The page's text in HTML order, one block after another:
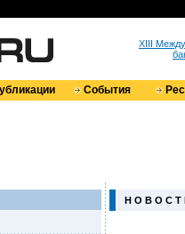
XIII
События
Н О В О С Т